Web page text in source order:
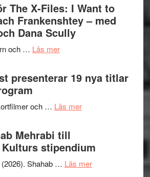
–
en
Festival
The X-Files: I Want to
Frankenshtey – med
Dana Scully
och … Läs merom
trailern
för
X-
I
Want
to
Believe
presenterar 19 nya titlar
och … Läs merom
presenterar
19
Mehrabi till
stipendium
(2026). Shahab … Läs merom